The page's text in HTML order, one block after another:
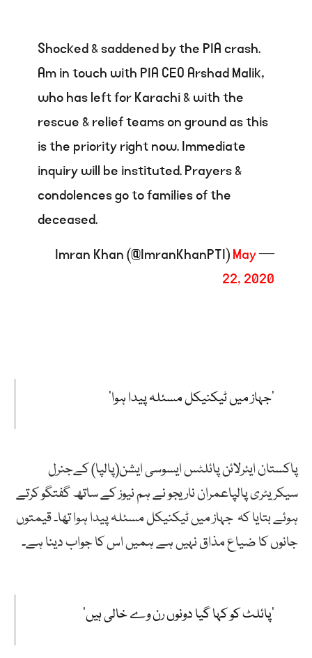
Shocked & saddened by the PIA crash.
Am in touch with PIA CEO Arshad Malik,
who has left for Karachi & with the
rescue & relief teams on ground as this
is the priority right now. Immediate
inquiry will be instituted. Prayers &
condolences go to families of the
deceased.
— Imran Khan (@ImranKhanPTI)
May
22, 2020
’جہاز میں ٹیکنیکل مسئلہ پیدا ہوا‘
پاکستان ایئرلائن پائلٹس ایسوسی ایشن(پالپا) کےجنرل
سیکریٹری پالپاعمران ناریجو نے ہم نیوز کے ساتھ گفتگو کرتے
ہوئے بتایا کہ جہاز میں ٹیکنیکل مسئلہ پیدا ہوا تھا۔ قیمتوں
جانوں کا ضیاع مذاق نہیں ہے ہمیں اس کا جواب دینا ہے۔
’پائلٹ کو کہا گیا دونوں رن وے خالی ہیں‘